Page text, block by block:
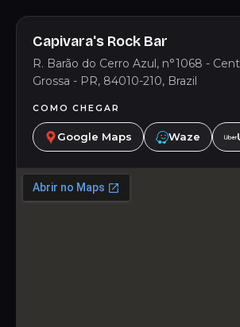
Capivara's Rock Bar
R. Barão do Cerro Azul, n°1068 -
Grossa - PR, 84010-210, Brazil
COMO CHEGAR
Google Maps Waze